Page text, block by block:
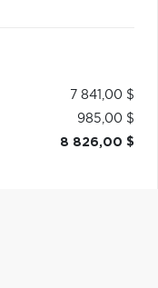
7 841,00 $
985,00 $
8 826,00 $